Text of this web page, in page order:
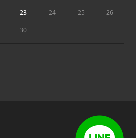
23 24 25 26
30